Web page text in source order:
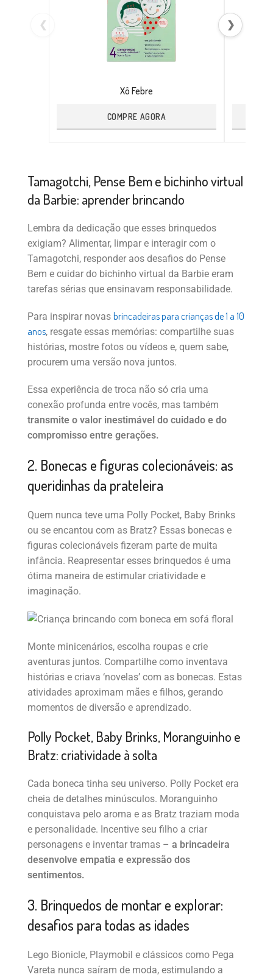
❮
Xô Febre
COMPRE AGORA
❯
Tamagotchi, Pense Bem e bichinho virtual
da Barbie: aprender brincando
Lembra da dedicação que esses brinquedos
exigiam? Alimentar, limpar e interagir com o
Tamagotchi, responder aos desafios do Pense
Bem e cuidar do bichinho virtual da Barbie eram
tarefas sérias que ensinavam responsabilidade.
Para inspirar novas brincadeiras para crianças de 1 a 10
anos, resgate essas memórias: compartilhe suas
histórias, mostre fotos ou vídeos e, quem sabe,
procurem uma versão nova juntos.
Essa experiência de troca não só cria uma
conexão profunda entre vocês, mas também
transmite o valor inestimável do cuidado e do
compromisso entre gerações.
2. Bonecas e figuras colecionáveis: as
queridinhas da prateleira
Quem nunca teve uma Polly Pocket, Baby Brinks
ou se encantou com as Bratz? Essas bonecas e
figuras colecionáveis fizeram parte de muita
infância. Reapresentar esses brinquedos é uma
ótima maneira de estimular criatividade e
imaginação.
Monte minicenários, escolha roupas e crie
aventuras juntos. Compartilhe como inventava
histórias e criava ‘novelas’ com as bonecas. Estas
atividades aproximam mães e filhos, gerando
momentos de diversão e aprendizado.
Polly Pocket, Baby Brinks, Moranguinho e
Bratz: criatividade à solta
Cada boneca tinha seu universo. Polly Pocket era
cheia de detalhes minúsculos. Moranguinho
conquistava pelo aroma e as Bratz traziam moda
e personalidade. Incentive seu filho a criar
personagens e inventar tramas – a brincadeira
desenvolve empatia e expressão dos
sentimentos.
3. Brinquedos de montar e explorar:
desafios para todas as idades
Lego Bionicle, Playmobil e clássicos como Pega
Vareta nunca saíram de moda, estimulando a